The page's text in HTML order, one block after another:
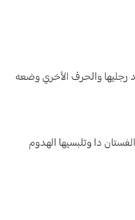
والحرف الأخري وضعه
دا وتلبسيها الهدوم